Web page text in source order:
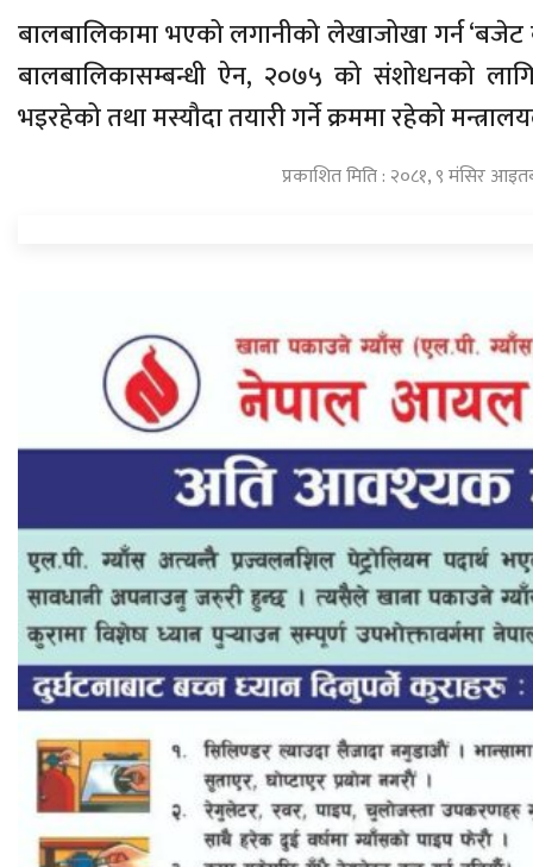
बालबालिकामा भएको लगानीको लेखाजोखा गर्न ‘बजेट
बालबालिकासम्बन्धी ऐन, २०७५ को संशोधनको
भइरहेको तथा मस्यौदा तयारी गर्ने क्रममा रहेको
प्रकाशित मिति : २०८१, ९ मंसिर